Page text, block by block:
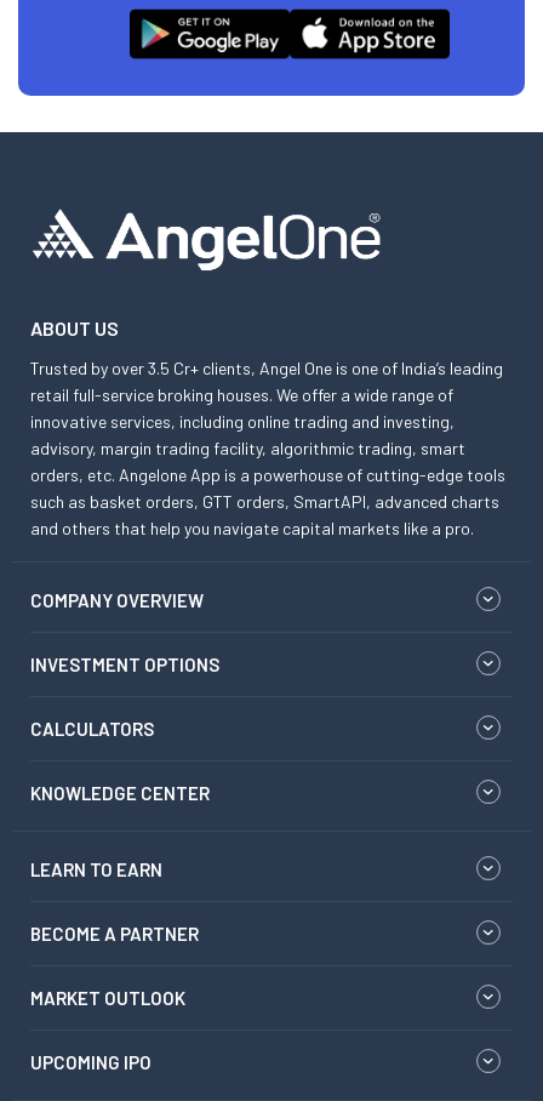
ABOUT US
Trusted by over 3.5 Cr+ clients, Angel One is one of India’s leading
retail full-service broking houses. We offer a wide range of
innovative services, including online trading and investing,
advisory, margin trading facility, algorithmic trading, smart
orders, etc. Angelone App is a powerhouse of cutting-edge tools
such as basket orders, GTT orders, SmartAPI, advanced charts
and others that help you navigate capital markets like a pro.
COMPANY OVERVIEW
INVESTMENT OPTIONS
CALCULATORS
KNOWLEDGE CENTER
LEARN TO EARN
BECOME A PARTNER
MARKET OUTLOOK
UPCOMING IPO